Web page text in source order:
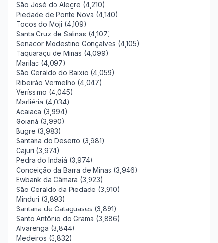
São José do Alegre (4,210)
Piedade de Ponte Nova (4,140)
Tocos do Moji (4,109)
Santa Cruz de Salinas (4,107)
Senador Modestino Gonçalves (4,105)
Taquaraçu de Minas (4,099)
Marilac (4,097)
São Geraldo do Baixio (4,059)
Ribeirão Vermelho (4,047)
Veríssimo (4,045)
Marliéria (4,034)
Acaiaca (3,994)
Goianá (3,990)
Bugre (3,983)
Santana do Deserto (3,981)
Cajuri (3,974)
Pedra do Indaiá (3,974)
Conceição da Barra de Minas (3,946)
Ewbank da Câmara (3,923)
São Geraldo da Piedade (3,910)
Minduri (3,893)
Santana de Cataguases (3,891)
Santo Antônio do Grama (3,886)
Alvarenga (3,844)
Medeiros (3,832)